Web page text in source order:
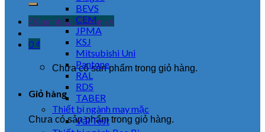
Đăng nhập / Đăng ký
0 ₫
Chưa có sản phẩm trong giỏ hàng.
Giỏ hàng
Chưa có sản phẩm trong giỏ hàng.
BEVS
CEM
JPMA
KSJ
Mitsubishi Uni
Pantone
RAL
RDS
TABER
Thiết bị ngành may mặc
Vải Test